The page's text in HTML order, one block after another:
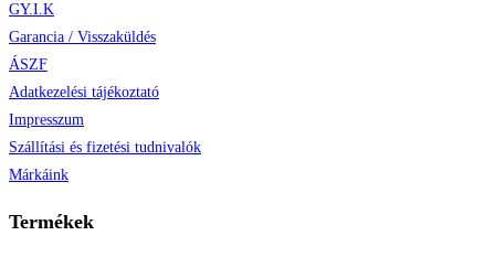
GY.I.K
Garancia / Visszaküldés
ÁSZF
Adatkezelési tájékoztató
Impresszum
Szállítási és fizetési tudnivalók
Márkáink
Termékek